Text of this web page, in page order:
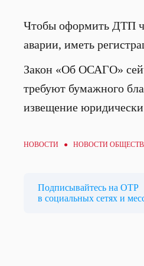
Чтобы оформить ДТП
аварии, иметь
Закон «Об ОСАГО»
требуют бумажного
извещение
НОВОСТИ ● НОВОСТИ
Подписывайтесь на ОТР
в социальных сетях и